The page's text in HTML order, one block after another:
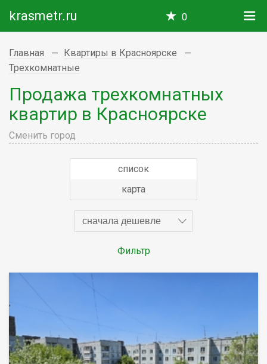
krasmetr.ru 0
Главная
Квартиры в Красноярске
Трехкомнатные
Продажа трехкомнатных
квартир в Красноярске
Сменить город
список
карта
сначала дешевле
Фильтр